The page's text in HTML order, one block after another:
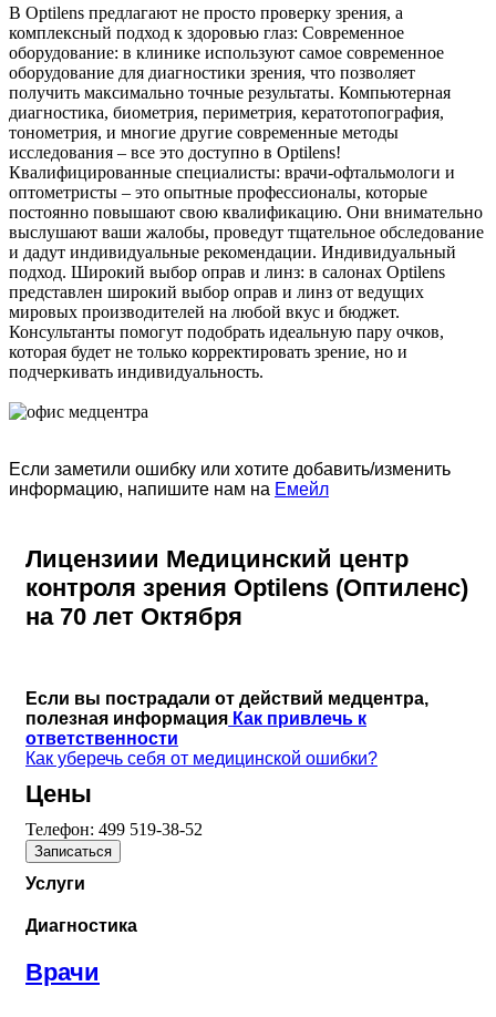
В Optilens предлагают не просто проверку зрения, а
комплексный подход к здоровью глаз: Современное
оборудование: в клинике используют самое современное
оборудование для диагностики зрения, что позволяет
получить максимально точные результаты. Компьютерная
диагностика, биометрия, периметрия, кератотопография,
тонометрия, и многие другие современные методы
исследования – все это доступно в Optilens!
Квалифицированные специалисты: врачи-офтальмологи и
оптометристы – это опытные профессионалы, которые
постоянно повышают свою квалификацию. Они внимательно
выслушают ваши жалобы, проведут тщательное обследование
и дадут индивидуальные рекомендации. Индивидуальный
подход. Широкий выбор оправ и линз: в салонах Optilens
представлен широкий выбор оправ и линз от ведущих
мировых производителей на любой вкус и бюджет.
Консультанты помогут подобрать идеальную пару очков,
которая будет не только корректировать зрение, но и
подчеркивать индивидуальность.
Если заметили ошибку или хотите добавить/изменить
информацию, напишите нам на Емейл
Лицензиии Медицинский центр
контроля зрения Optilens (Оптиленс)
на 70 лет Октября
Если вы пострадали от действий медцентра,
полезная информация Как привлечь к
ответственности
Как уберечь себя от медицинской ошибки?
Цены
Телефон: 499 519-38-52
Записаться
Услуги
Диагностика
Врачи